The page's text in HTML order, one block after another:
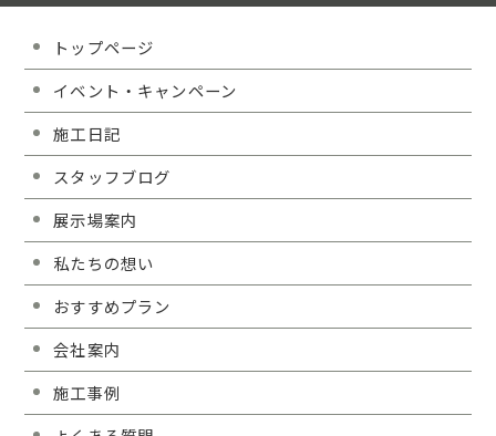
トップページ
イベント・キャンペーン
施工日記
スタッフブログ
展示場案内
私たちの想い
おすすめプラン
会社案内
施工事例